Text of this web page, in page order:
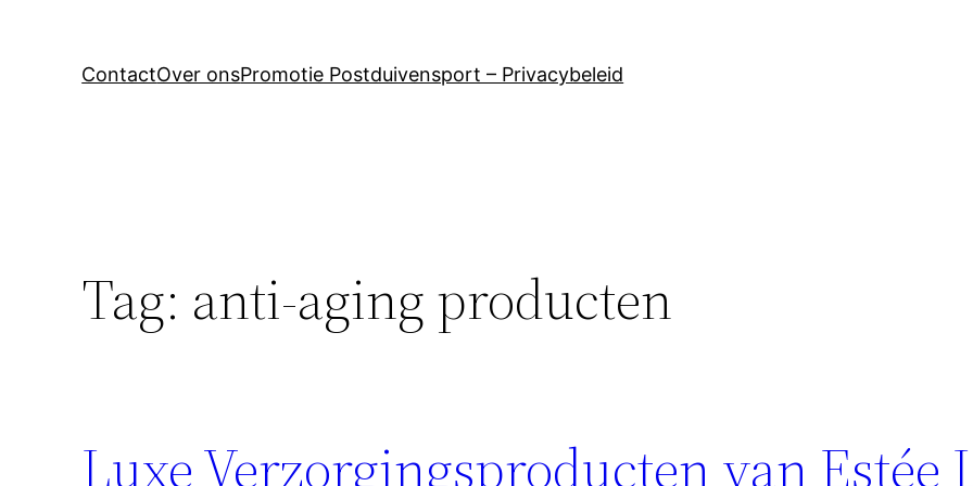
ContactOver onsPromotie Postduivensport – Privacybeleid
Tag: anti-aging producten
Luxe Verzorgingsproducten van Estée